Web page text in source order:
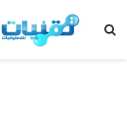
بحث عن